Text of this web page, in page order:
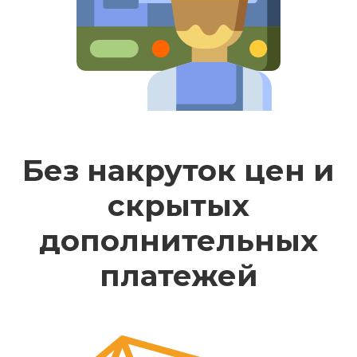
Без накруток цен и
скрытых
дополнительных
платежей